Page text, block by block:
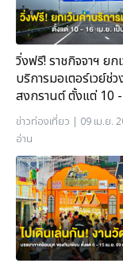
วิ่งฟรี! ราชกิจจาฯ ยก
บริการมอเตอร์เวย์ช่ว
สงกรานต์ ตั้งแต่ 10 -
ข่าวท่องเที่ยว | 09 เม.ย.
อ่าน